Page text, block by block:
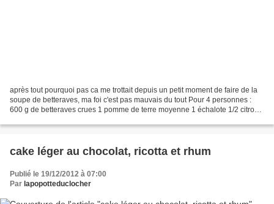
après tout pourquoi pas ca me trottait depuis un petit moment de faire de la
soupe de betteraves, ma foi c'est pas mauvais du tout Pour 4 personnes :
600 g de betteraves crues 1 pomme de terre moyenne 1 échalote 1/2 citron
cake léger au chocolat, ricotta et rhum
Publié le 19/12/2012 à 07:00
Par lapopotteduclocher